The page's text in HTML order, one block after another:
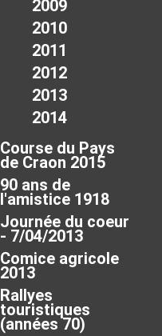
2009
2010
2011
2012
2013
2014
Course du Pays
de Craon 2015
90 ans de
l'amistice 1918
Journée du coeur
- 7/04/2013
Comice agricole
2013
Rallyes
touristiques
(années 70)